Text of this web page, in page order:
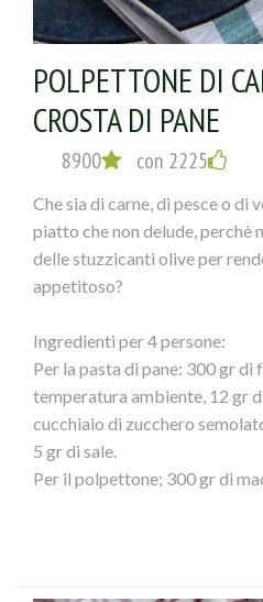
POLPETTONE DI
CROSTA DI PANE
8900 con 2225
Che sia di carne, di pesce o di
piatto che non delude, perchè
delle stuzzicanti olive per
appetitoso?
Ingredienti per 4 persone:
Per la pasta di pane: 300 gr di
temperatura ambiente, 12 gr
cucchiaio di zucchero
5 gr di sale.
Per il polpettone; 300 gr di
latte, 1 uovo, 1 cucchiaio di